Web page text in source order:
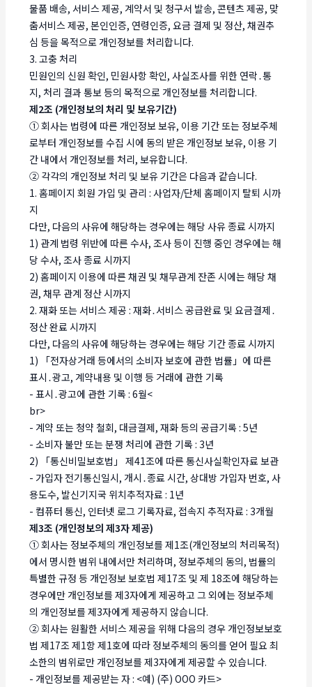
물품 배송, 서비스 제공, 계약서 및 청구서 발송, 콘텐츠 제공, 맞
춤서비스 제공, 본인인증, 연령인증, 요금 결제 및 정산, 채권추
심 등을 목적으로 개인정보를 처리합니다.
3. 고충 처리
민원인의 신원 확인, 민원사항 확인, 사실조사를 위한 연락․통
지, 처리 결과 통보 등의 목적으로 개인정보를 처리합니다.
제2조 (개인정보의 처리 및 보유기간)
① 회사는 법령에 따른 개인정보 보유, 이용 기간 또는 정보주체
로부터 개인정보를 수집 시에 동의 받은 개인정보 보유, 이용 기
간 내에서 개인정보를 처리, 보유합니다.
② 각각의 개인정보 처리 및 보유 기간은 다음과 같습니다.
1. 홈페이지 회원 가입 및 관리 : 사업자/단체 홈페이지 탈퇴 시까
지
다만, 다음의 사유에 해당하는 경우에는 해당 사유 종료 시까지
1) 관계 법령 위반에 따른 수사, 조사 등이 진행 중인 경우에는 해
당 수사, 조사 종료 시까지
2) 홈페이지 이용에 따른 채권 및 채무관계 잔존 시에는 해당 채
권, 채무 관계 정산 시까지
2. 재화 또는 서비스 제공 : 재화․서비스 공급완료 및 요금결제․
정산 완료 시까지
다만, 다음의 사유에 해당하는 경우에는 해당 기간 종료 시까지
1) 「전자상거래 등에서의 소비자 보호에 관한 법률」에 따른
표시․광고, 계약내용 및 이행 등 거래에 관한 기록
- 표시․광고에 관한 기록 : 6월<
br>
- 계약 또는 청약 철회, 대금결제, 재화 등의 공급기록 : 5년
- 소비자 불만 또는 분쟁 처리에 관한 기록 : 3년
2) 「통신비밀보호법」 제41조에 따른 통신사실확인자료 보관
- 가입자 전기통신일시, 개시․종료 시간, 상대방 가입자 번호, 사
용도수, 발신기지국 위치추적자료 : 1년
- 컴퓨터 통신, 인터넷 로그 기록자료, 접속지 추적자료 : 3개월
제3조 (개인정보의 제3자 제공)
① 회사는 정보주체의 개인정보를 제1조(개인정보의 처리목적)
에서 명시한 범위 내에서만 처리하며, 정보주체의 동의, 법률의
특별한 규정 등 개인정보 보호법 제17조 및 제 18조에 해당하는
경우에만 개인정보를 제3자에게 제공하고 그 외에는 정보주체
의 개인정보를 제3자에게 제공하지 않습니다.
② 회사는 원활한 서비스 제공을 위해 다음의 경우 개인정보보호
법 제17조 제1항 제1호에 따라 정보주체의 동의를 얻어 필요 최
소한의 범위로만 개인정보를 제3자에게 제공할 수 있습니다.
- 개인정보를 제공받는 자 : <예) (주) OOO 카드>